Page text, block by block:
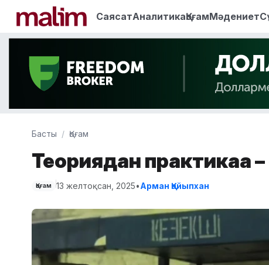
СаясатАналитикаҚоғамМәдениет
Басты Қоғам
Теориядан практикаға
Қоғам 13 желтоқсан, 2025•Арман Қайыпхан